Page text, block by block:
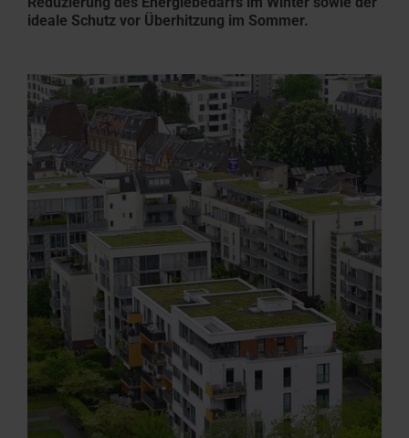
ideale Schutz vor Überhitzung im Sommer.